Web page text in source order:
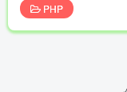
PHP